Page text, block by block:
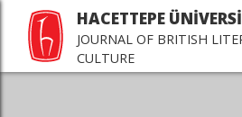
HACETTEPE
JOURNAL OF BRITISH
CULTURE